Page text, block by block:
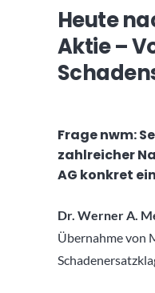
Heute
Aktie –
Frage nwm:
zahlreicher
AG konkret
Dr. Werner A.
Übernahme von